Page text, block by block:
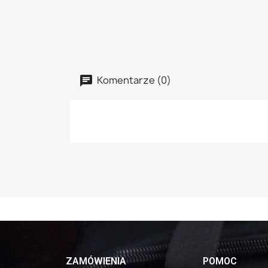
Komentarze (0)
ZAMÓWIENIA POMOC